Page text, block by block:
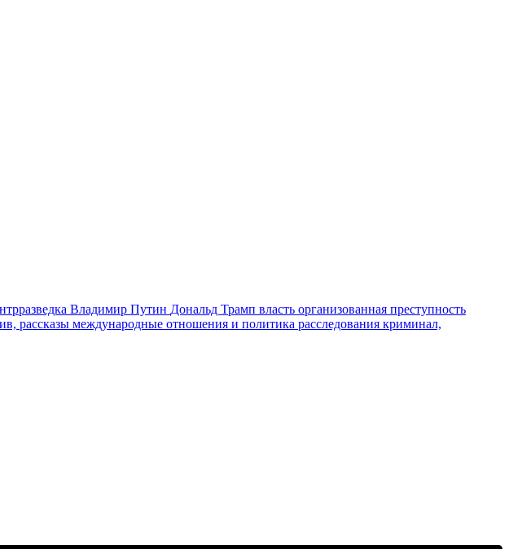
Владимир Путин Дональд Трамп власть организованная преступность
рассказы международные отношения и политика расследования криминал,